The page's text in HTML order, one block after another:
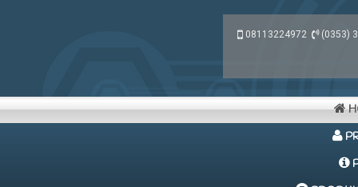
08113224972 (0353)